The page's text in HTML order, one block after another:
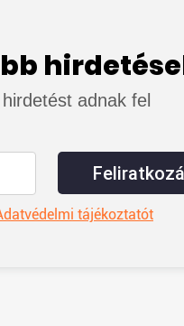
adnak fel
tájékoztatót